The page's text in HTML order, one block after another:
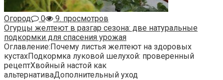
Огород 0
9. просмотров
Огурцы желтеют в разгар сезона: две натуральные
подкормки для спасения урожая
Оглавление:Почему листья желтеют на здоровых
кустахПодкормка луковой шелухой: проверенный
рецептХвойный настой как
альтернативаДополнительный уход